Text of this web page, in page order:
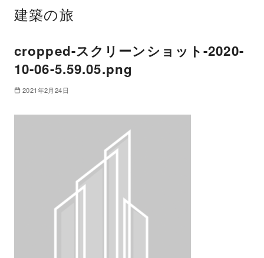
建築の旅
cropped-スクリーンショット-2020-
10-06-5.59.05.png
2021年2月24日